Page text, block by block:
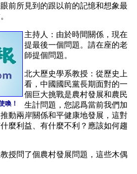
前所見到的跟以前的記憶和想象最
喚！
主持人：由於時間關係，現在
提最後一個問題。請在座的老
師提個問題。
北大歷史學系教授：從歷史上
看，中國國民黨長期面對的一
個巨大挑戰是農村發展和農民
生計問題，您認爲當前我們加
動兩岸關係和平健康地發展，這對
麼利益、有什麼不利？應該如何趨
授問了個農村發展問題，這些木偶